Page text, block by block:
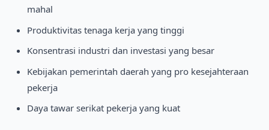
mahal
Produktivitas tenaga kerja yang tinggi
Konsentrasi industri dan investasi yang besar
Kebijakan pemerintah daerah yang pro kesejahteraan
pekerja
Daya tawar serikat pekerja yang kuat